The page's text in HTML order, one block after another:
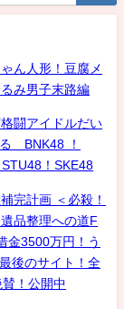
ん人形！豆腐メ
み男子末路編
闘アイドルだい
BNK48 ！
！SKE48
完計画 ＜必殺！
品整理への道F
金3500万円！う
後のサイト！全
！公開中